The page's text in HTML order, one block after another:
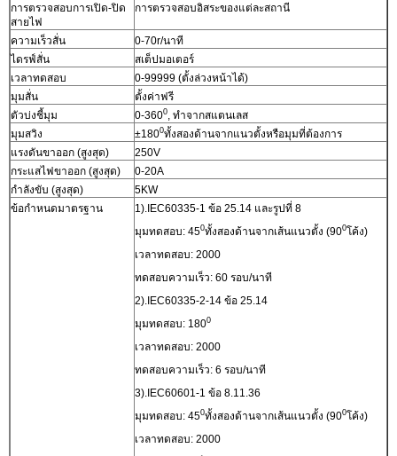
การตรวจสอบการเปิด-ปิด
สายไฟ
การตรวจสอบอิสระของแต่ละสถานี
ความเร็วสั่น
0-70r/นาที
ไดรฟ์สั่น
สเต็ปมอเตอร์
เวลาทดสอบ
0-99999 (ตั้งล่วงหน้าได้)
มุมสั่น
ตั้งค่าฟรี
ตัวบ่งชี้มุม
0-3600, ทำจากสแตนเลส
มุมสวิง
±1800ทั้งสองด้านจากแนวตั้งหรือมุมที่ต้องการ
แรงดันขาออก (สูงสุด)
250V
กระแสไฟขาออก (สูงสุด)
0-20A
กำลังขับ (สูงสุด)
5KW
ข้อกำหนดมาตรฐาน
1).IEC60335-1 ข้อ 25.14 และรูปที่ 8
มุมทดสอบ: 450ทั้งสองด้านจากเส้นแนวตั้ง (900โค้ง)
เวลาทดสอบ: 2000
ทดสอบความเร็ว: 60 รอบ/นาที
2).IEC60335-2-14 ข้อ 25.14
มุมทดสอบ: 1800
เวลาทดสอบ: 2000
ทดสอบความเร็ว: 6 รอบ/นาที
3).IEC60601-1 ข้อ 8.11.36
มุมทดสอบ: 450ทั้งสองด้านจากเส้นแนวตั้ง (900โค้ง)
เวลาทดสอบ: 2000